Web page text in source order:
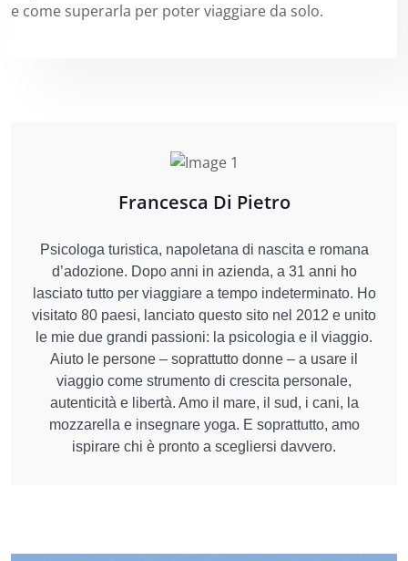
e come superarla per poter viaggiare da solo.
Francesca Di Pietro
Psicologa turistica, napoletana di nascita e romana
d’adozione. Dopo anni in azienda, a 31 anni ho
lasciato tutto per viaggiare a tempo indeterminato. Ho
visitato 80 paesi, lanciato questo sito nel 2012 e unito
le mie due grandi passioni: la psicologia e il viaggio.
Aiuto le persone – soprattutto donne – a usare il
viaggio come strumento di crescita personale,
autenticità e libertà. Amo il mare, il sud, i cani, la
mozzarella e insegnare yoga. E soprattutto, amo
ispirare chi è pronto a scegliersi davvero.